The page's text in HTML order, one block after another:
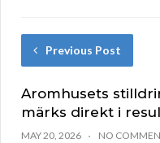
Previous Post
Aromhusets
märks direkt i
MAY 20, 2026 NO